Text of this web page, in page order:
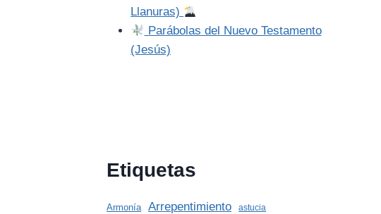
Llanuras)
Parábolas del Nuevo Testamento
(Jesús)
Etiquetas
Armonía Arrepentimiento
astucia